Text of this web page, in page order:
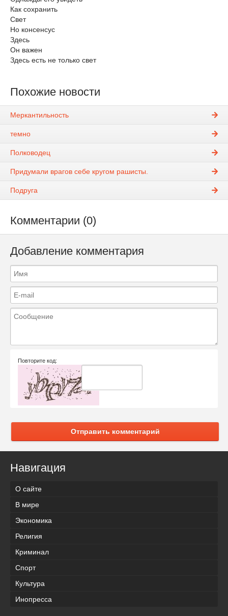
Как сохранить
Свет
Но консенсус
Здесь
Он важен
Здесь есть не только свет
Похожие новости
Меркантильность
темно
Полководец
Придумали врагов себе кругом рашисты.
Подруга
Комментарии (0)
Добавление комментария
Повторите код:
Отправить комментарий
Навигация
О сайте
В мире
Экономика
Религия
Криминал
Спорт
Культура
Инопресса